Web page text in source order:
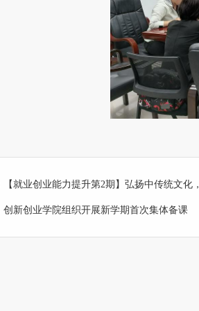
【就业创业能力提升第2期】弘扬中传统文
创新创业学院组织开展新学期首次集体备课